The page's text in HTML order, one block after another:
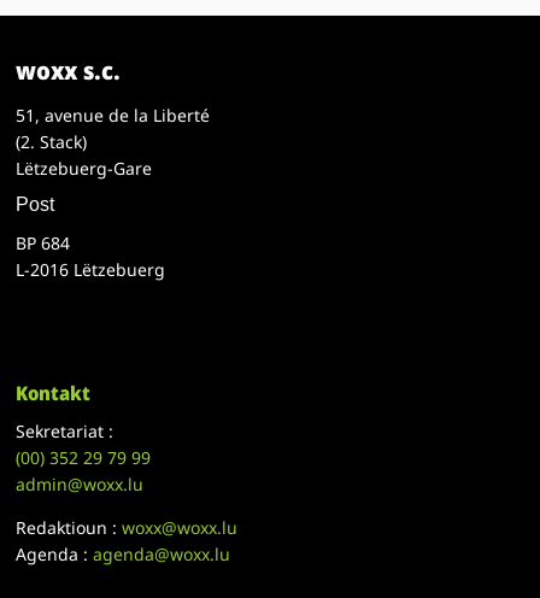
woxx s.c.
51, avenue de la Liberté
(2. Stack)
Lëtzebuerg-Gare
Post
BP 684
L-2016 Lëtzebuerg
Kontakt
Sekretariat :
(00)352 29 79 99
admin@woxx.lu
Redaktioun :woxx@woxx.lu
Agenda :agenda@woxx.lu